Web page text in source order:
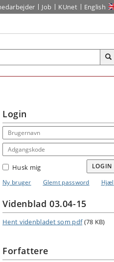
Job KUnet English
Login
Email address
Adgangskode
Husk mig
LOGIN
Ny bruger
Glemt password
Videnblad 03.04-15
Hent videnbladet som pdf (78 KB)
Forfattere